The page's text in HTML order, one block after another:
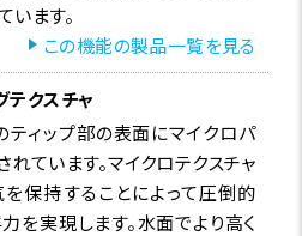
います。
この機能の製品一覧を見る
テクスチャ
ティップ部の表面にマイクロパ
れています。マイクロテクスチャ
保持することによって圧倒的
を実現します。水面でより高く